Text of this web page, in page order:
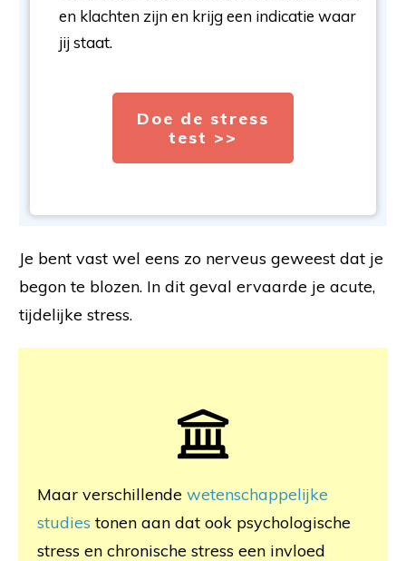
en klachten zijn en krijg een indicatie waar
jij staat.
Doe de stress
test >>
Je bent vast wel eens zo nerveus geweest dat je
begon te blozen. In dit geval ervaarde je acute,
tijdelijke stress.
Maar verschillende wetenschappelijke
studies tonen aan dat ook psychologische
stress en chronische stress een invloed